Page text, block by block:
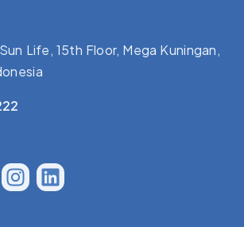
Life, 15th Floor, Mega Kuningan,